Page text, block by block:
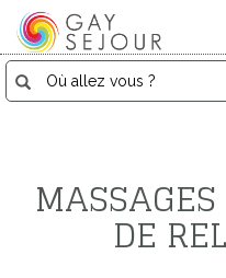
DE